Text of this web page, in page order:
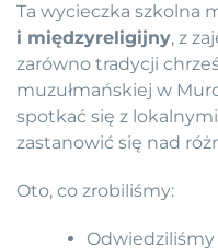
Ta wycieczka szkolna
i międzyreligijny, z
zarówno tradycji
muzułmańskiej w
spotkać się z
zastanowić się nad
Oto, co zrobiliśmy: